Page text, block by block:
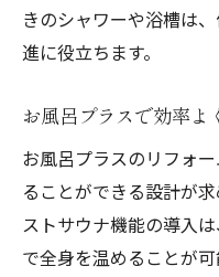
きのシャワーや浴槽は
進に役立ちます。
お風呂プラスで効率よ
お風呂プラスのリフォ
ることができる設計が
ストサウナ機能の導入
で全身を温めることが可